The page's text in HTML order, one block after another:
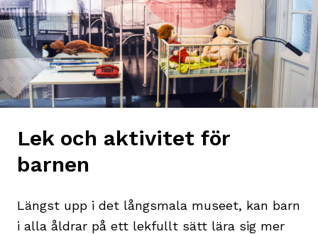
Lek och aktivitet för
barnen
Längst upp i det långsmala museet, kan barn
i alla åldrar på ett lekfullt sätt lära sig mer